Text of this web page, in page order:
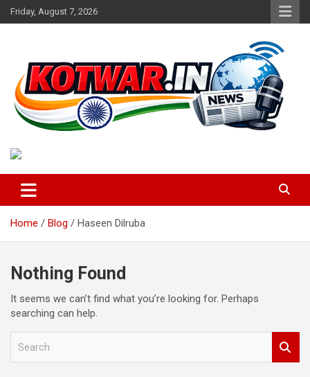
Skip
to
Friday, August 7, 2026
kotwar.in
Home Blog Haseen Dilruba
Nothing Found
It seems we can’t find what you’re looking for. Perhaps
searching can help.